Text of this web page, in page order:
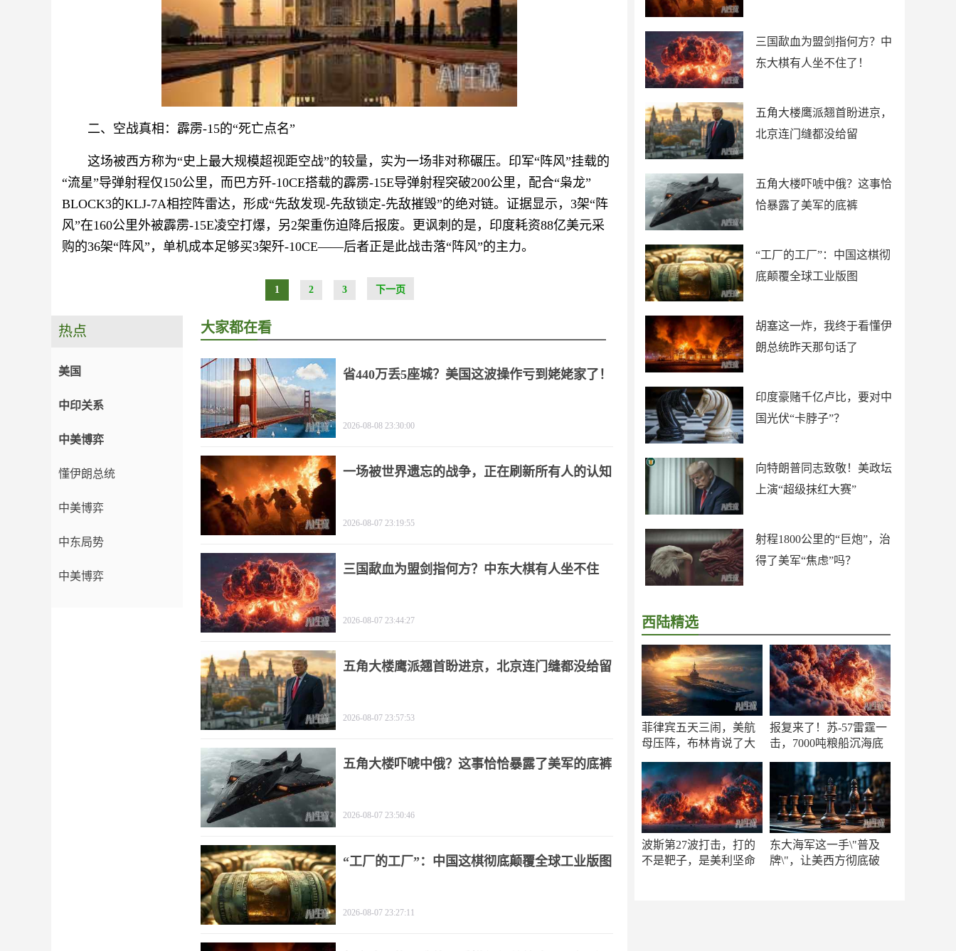
二、空战真相：霹雳-15的“死亡点名”
这场被西方称为“史上最大规模超视距空战”的较量，实为一场非对称碾压。印军“阵风”挂载的
“流星”导弹射程仅150公里，而巴方歼-10CE搭载的霹雳-15E导弹射程突破200公里，配合“枭龙”
BLOCK3的KLJ-7A相控阵雷达，形成“先敌发现-先敌锁定-先敌摧毁”的绝对链。证据显示，3架“阵
风”在160公里外被霹雳-15E凌空打爆，另2架重伤迫降后报废。更讽刺的是，印度耗资88亿美元采
购的36架“阵风”，单机成本足够买3架歼-10CE——后者正是此战击落“阵风”的主力。
1 2 3 下一页
三国歃血为盟剑指何方？中
东大棋有人坐不住了！
五角大楼鹰派翘首盼进京，
北京连门缝都没给留
五角大楼吓唬中俄？这事恰
恰暴露了美军的底裤
“工厂的工厂”：中国这棋彻
底颠覆全球工业版图
胡塞这一炸，我终于看懂伊
朗总统昨天那句话了
印度豪赌千亿卢比，要对中
国光伏“卡脖子”？
向特朗普同志致敬！美政坛
上演“超级抹红大赛”
射程1800公里的“巨炮”，治
得了美军“焦虑”吗？
西陆精选
菲律宾五天三闹，美航
母压阵，布林肯说了大
报复来了！苏-57雷霆一
击，7000吨粮船沉海底
波斯第27波打击，打的
不是靶子，是美利坚命
东大海军这一手\"普及
牌\"，让美西方彻底破
热点
美国
中印关系
中美博弈
懂伊朗总统
中美博弈
中东局势
中美博弈
大家都在看
省440万丢5座城？美国这波操作亏到姥姥家了！
2026-08-08 23:30:00
一场被世界遗忘的战争，正在刷新所有人的认知
2026-08-07 23:19:55
三国歃血为盟剑指何方？中东大棋有人坐不住
2026-08-07 23:44:27
五角大楼鹰派翘首盼进京，北京连门缝都没给留
2026-08-07 23:57:53
五角大楼吓唬中俄？这事恰恰暴露了美军的底裤
2026-08-07 23:50:46
“工厂的工厂”：中国这棋彻底颠覆全球工业版图
2026-08-07 23:27:11